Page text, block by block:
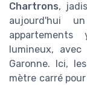
Chartrons,
aujourd'hui
lumineux,
Garonne. Ici,
mètre carré